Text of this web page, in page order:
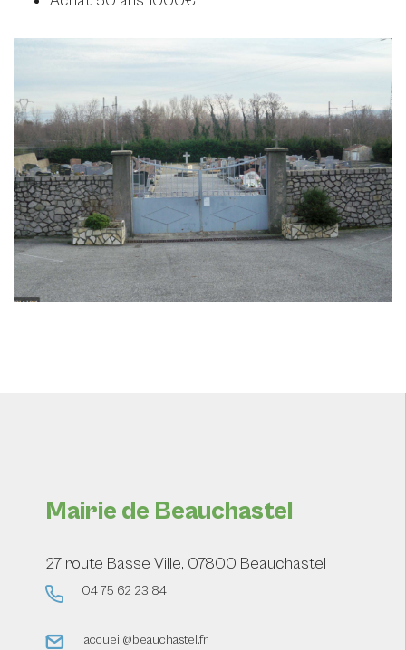
Mairie de Beauchastel
27 route Basse Ville, 07800 Beauchastel
04 75 62 23 84
accueil@beauchastel.fr